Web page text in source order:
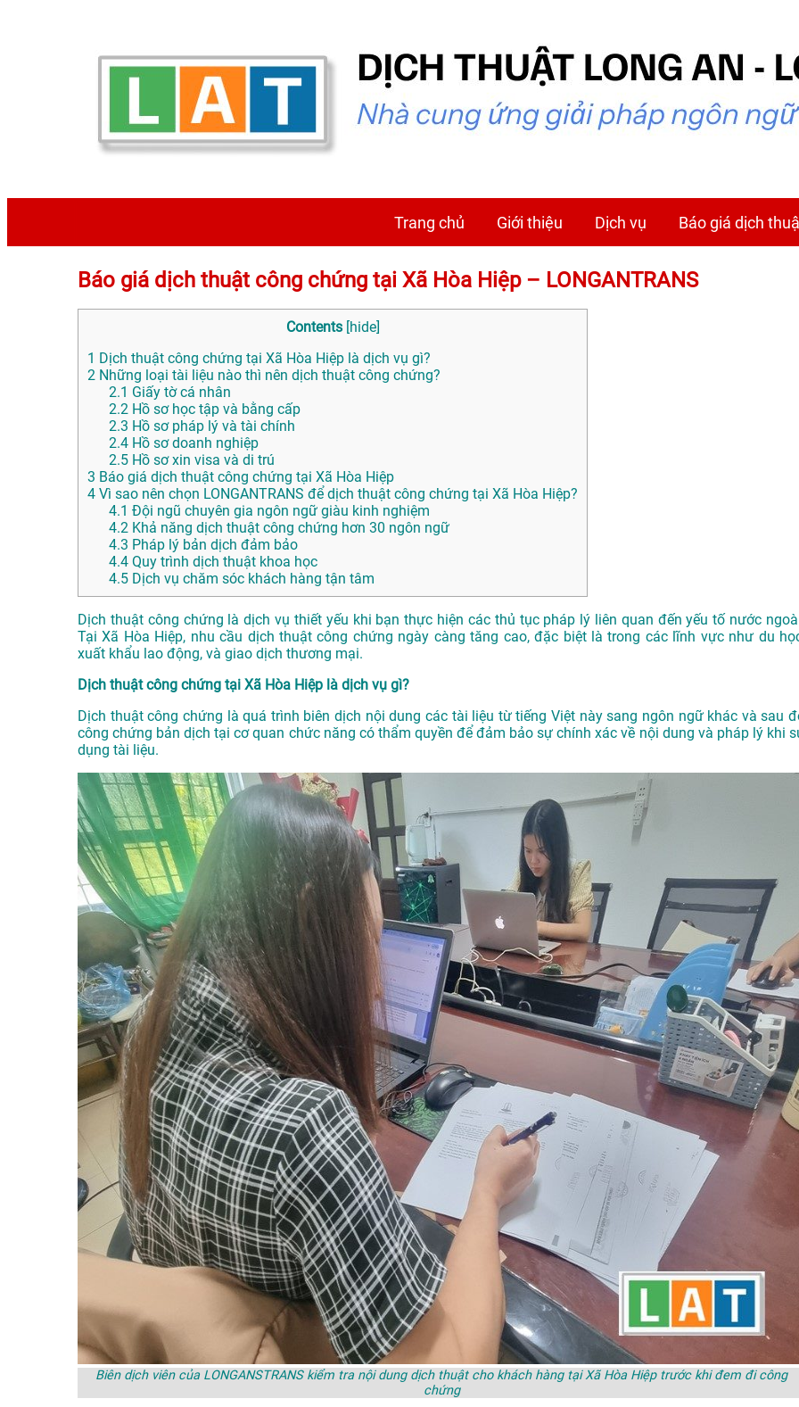
Trang chủ Giới thiệu Dịch vụ Báo giá dịch
Báo giá dịch thuật công chứng tại Xã Hòa Hiệp – LONGANTRANS
Contents [hide]
1 Dịch thuật công chứng tại Xã Hòa Hiệp là dịch vụ gì?
2 Những loại tài liệu nào thì nên dịch thuật công chứng?
2.1 Giấy tờ cá nhân
2.2 Hồ sơ học tập và bằng cấp
2.3 Hồ sơ pháp lý và tài chính
2.4 Hồ sơ doanh nghiệp
2.5 Hồ sơ xin visa và di trú
3 Báo giá dịch thuật công chứng tại Xã Hòa Hiệp
4 Vì sao nên chọn LONGANTRANS để dịch thuật công chứng tại Xã Hòa Hiệp?
4.1 Đội ngũ chuyên gia ngôn ngữ giàu kinh nghiệm
4.2 Khả năng dịch thuật công chứng hơn 30 ngôn ngữ
4.3 Pháp lý bản dịch đảm bảo
4.4 Quy trình dịch thuật khoa học
4.5 Dịch vụ chăm sóc khách hàng tận tâm
Dịch thuật công chứng là dịch vụ thiết yếu khi bạn thực hiện các thủ tục pháp lý liên quan đến yếu tố nước
Tại Xã Hòa Hiệp, nhu cầu dịch thuật công chứng ngày càng tăng cao, đặc biệt là trong các lĩnh vực như du
xuất khẩu lao động, và giao dịch thương mại.
Dịch thuật công chứng tại Xã Hòa Hiệp là dịch vụ gì?
Dịch thuật công chứng là quá trình biên dịch nội dung các tài liệu từ tiếng Việt này sang ngôn ngữ khác và sau
công chứng bản dịch tại cơ quan chức năng có thẩm quyền để đảm bảo sự chính xác về nội dung và pháp lý khi
dụng tài liệu.
Biên dịch viên của LONGANSTRANS kiểm tra nội dung dịch thuật cho khách hàng tại Xã Hòa Hiệp trước khi đem đi công
chứng